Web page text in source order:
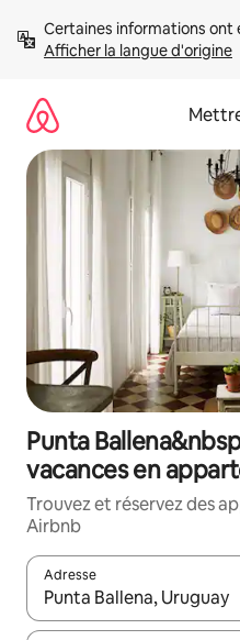
directement
Afficher la langue d'origine
Punta
vacances en
Trouvez et réservez des
Airbnb
Adresse
Lorsque les résultats